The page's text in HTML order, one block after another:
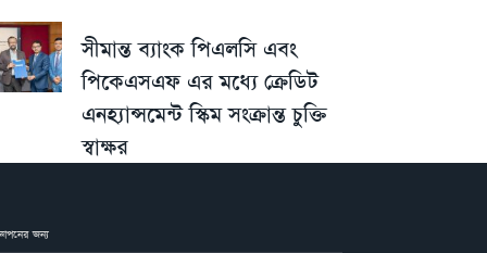
সীমান্ত ব্যাংক পিএলসি এবং
পিকেএসএফ এর মধ্যে ক্রেডিট
এনহ্যান্সমেন্ট স্কিম সংক্রান্ত চুক্তি
স্বাক্ষর
জন্য